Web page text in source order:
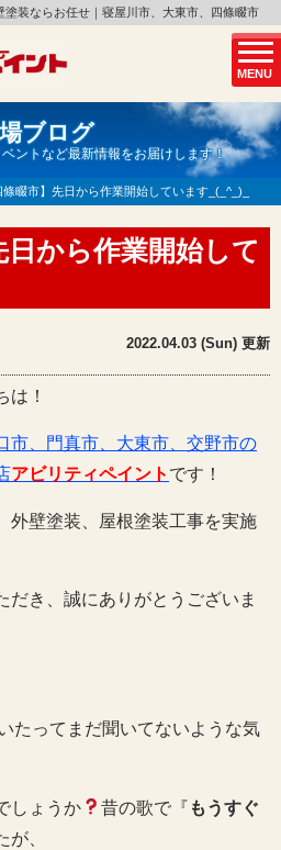
MENU
装ならお任せ｜寝屋川市、大東市、四條畷市
ブログ
ントなど最新情報をお届けします！
條畷市】先日から作業開始しています_(_^_)_
日から作業開始して
2022.04.03 (Sun) 更新
は！
市、門真市、大東市、交野市の
アビリティペイント です！
外壁塗装、屋根塗装工事を実施
だき、誠にありがとうございま
たってまだ聞いてないような気
しょうか 昔の歌で『 もうすぐ
が、